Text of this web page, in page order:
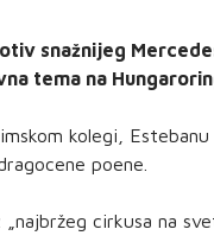
snažnijeg
tema na
kolegi,
poene.
cirkusa na